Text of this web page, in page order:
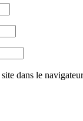
dans le navigateur